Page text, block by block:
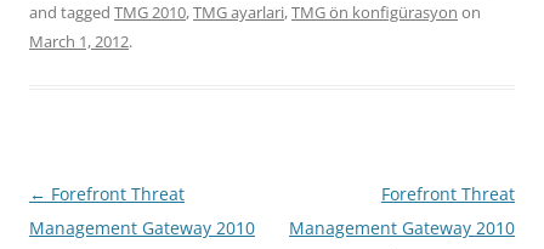
and tagged TMG 2010,TMG ayarlari,TMG ön konfigürasyon on
March 1, 2012.
Post
navigation
← Forefront Threat
Management Gateway 2010
Forefront Threat
Management Gateway 2010